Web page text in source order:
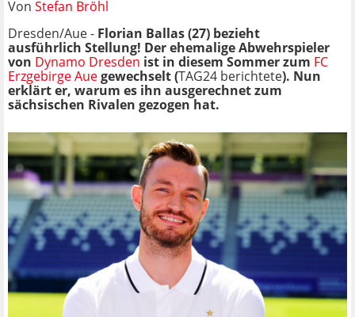
Von Stefan Bröhl
Dresden/Aue - Florian Ballas (27) bezieht
ausführlich Stellung! Der ehemalige Abwehrspieler
von Dynamo Dresden ist in diesem Sommer zum FC
Erzgebirge Auegewechselt (TAG24 berichtete). Nun
erklärt er, warum es ihn ausgerechnet zum
sächsischen Rivalen gezogen hat.